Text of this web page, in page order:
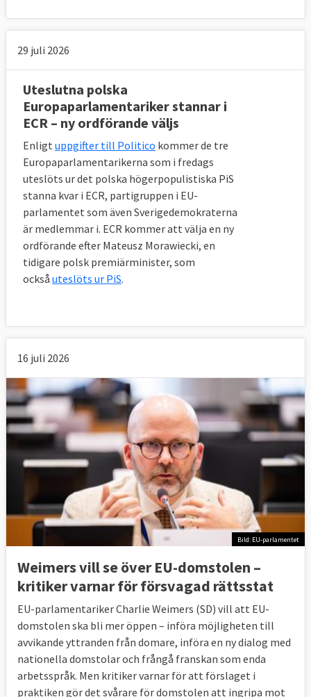
29 juli 2026
Uteslutna polska
Europaparlamentariker stannar i
ECR – ny ordförande väljs
Enligt uppgifter till Politico kommer de tre
Europaparlamentarikerna som i fredags
uteslöts ur det polska högerpopulistiska PiS
stanna kvar i ECR, partigruppen i EU-
parlamentet som även Sverigedemokraterna
är medlemmar i. ECR kommer att välja en ny
ordförande efter Mateusz Morawiecki, en
tidigare polsk premiärminister, som
också uteslöts ur PiS.
16 juli 2026
Bild: EU-parlamentet
Weimers vill se över EU-domstolen –
kritiker varnar för försvagad rättsstat
EU-parlamentariker Charlie Weimers (SD) vill att EU-
domstolen ska bli mer öppen – införa möjligheten till
avvikande yttranden från domare, införa en ny dialog med
nationella domstolar och frångå franskan som enda
arbetsspråk. Men kritiker varnar för att förslaget i
praktiken gör det svårare för domstolen att ingripa mot